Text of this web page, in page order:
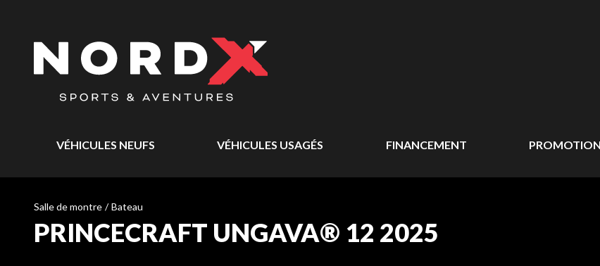
VÉHICULES NEUFS VÉHICULES USAGÉS FINANCEMENT
Salle de montre / Bateau
PRINCECRAFT UNGAVA® 12 2025